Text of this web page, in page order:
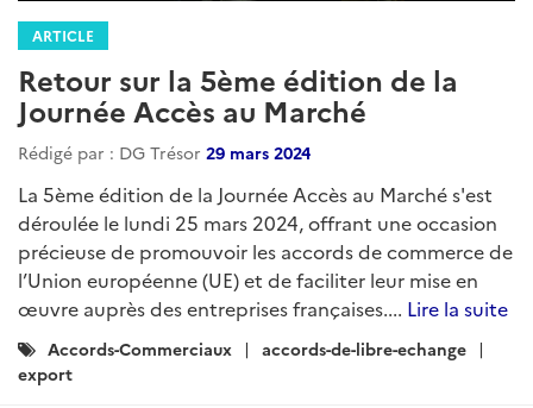
ARTICLE
Retour sur la 5ème édition de la
Journée Accès au Marché
Rédigé par : DG Trésor 29 mars 2024
La 5ème édition de la Journée Accès au Marché s'est
déroulée le lundi 25 mars 2024, offrant une occasion
précieuse de promouvoir les accords de commerce de
l’Union européenne (UE) et de faciliter leur mise en
œuvre auprès des entreprises françaises.... Lire la suite
Catégories
:
Accords-Commerciaux
accords-de-libre-echange
export